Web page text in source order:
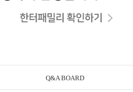
Q&A BOARD